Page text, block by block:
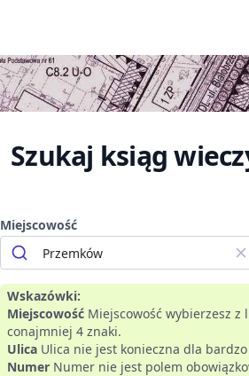
Szukaj ksiąg
Miejscowość
Wskazówki:
Miejscowość Miejscowość wybierzesz
conajmniej 4 znaki.
Ulica Ulica nie jest konieczna dla
Numer Numer nie jest polem